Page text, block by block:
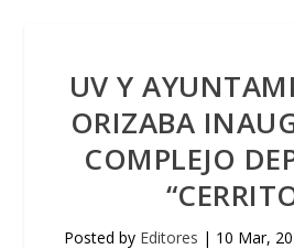
UV Y
ORIZABA
COMPLEJO
Posted by Editores | 10 Mar,